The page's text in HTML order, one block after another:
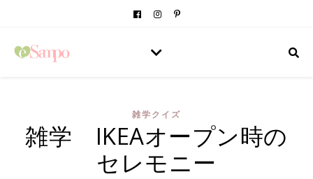
雑学クイズ
雑学 IKEAオープン時の
セレモニー